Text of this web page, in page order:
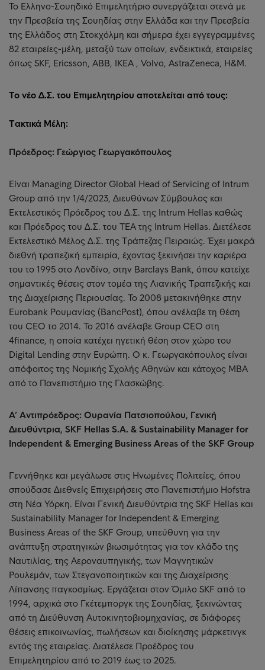
Το Ελληνο-Σουηδικό Επιμελητήριο συνεργάζεται στενά με
την Πρεσβεία της Σουηδίας στην Ελλάδα και την Πρεσβεία
της Ελλάδος στη Στοκχόλμη και σήμερα έχει εγγεγραμμένες
82 εταιρείες-μέλη, μεταξύ των οποίων, ενδεικτικά, εταιρείες
όπως SKF, Ericsson, ABB, IKEA , Volvo, AstraZeneca, H&M.
To νέο Δ.Σ. του Επιμελητηρίου αποτελείται από τους:
Tακτικά Μέλη:
Πρόεδρος: Γεώργιος Γεωργακόπουλος
Είναι Managing Director Global Head of Servicing of Intrum
Group από την 1/4/2023, Διευθύνων Σύμβουλος και
Εκτελεστικός Πρόεδρος του Δ.Σ. της Intrum Hellas καθώς
και Πρόεδρος του Δ.Σ. του ΤΕΑ της Intrum Hellas. Διετέλεσε
Εκτελεστικό Μέλος Δ.Σ. της Τράπεζας Πειραιώς. Έχει μακρά
διεθνή τραπεζική εμπειρία, έχοντας ξεκινήσει την καριέρα
του το 1995 στο Λονδίνο, στην Barclays Bank, όπου κατείχε
σημαντικές θέσεις στον τομέα της Λιανικής Τραπεζικής και
της Διαχείρισης Περιουσίας. Το 2008 μετακινήθηκε στην
Eurobank Ρουμανίας (BancPost), όπου ανέλαβε τη θέση
του CEO το 2014. Το 2016 ανέλαβε Group CEO στη
4finance, η οποία κατέχει ηγετική θέση στον χώρο του
Digital Lending στην Ευρώπη. Ο κ. Γεωργακόπουλος είναι
απόφοιτος της Νομικής Σχολής Αθηνών και κάτοχος MBA
από το Πανεπιστήμιο της Γλασκώβης.
Α’ Αντιπρόεδρος: Ουρανία Πατσιοπούλου, Γενική
Διευθύντρια, SKF Hellas S.A. & Sustainability Manager for
Independent & Emerging Business Areas of the SKF Group
Γεννήθηκε και μεγάλωσε στις Ηνωμένες Πολιτείες, όπου
σπούδασε Διεθνείς Επιχειρήσεις στο Πανεπιστήμιο Hofstra
στη Νέα Υόρκη. Είναι Γενική Διευθύντρια της SKF Hellas και
Sustainability Manager for Independent & Emerging
Business Areas of the SKF Group, υπεύθυνη για την
ανάπτυξη στρατηγικών βιωσιμότητας για τον κλάδο της
Ναυτιλίας, της Αεροναυπηγικής, των Μαγνητικών
Ρουλεμάν, των Στεγανοποιητικών και της Διαχείρισης
Λίπανσης παγκοσμίως. Εργάζεται στον Όμιλο SKF από το
1994, αρχικά στο Γκέτεμποργκ της Σουηδίας, ξεκινώντας
από τη Διεύθυνση Αυτοκινητοβιομηχανίας, σε διάφορες
θέσεις επικοινωνίας, πωλήσεων και διοίκησης μάρκετινγκ
εντός της εταιρείας. Διατέλεσε Προέδρος του
Επιμελητηρίου από το 2019 έως το 2025.